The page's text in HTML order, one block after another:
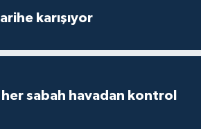
karışıyor
sabah havadan kontrol